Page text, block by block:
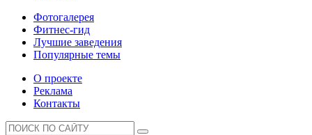
Фотогалерея
Фитнес-гид
Лучшие заведения
Популярные темы
О проекте
Реклама
Контакты